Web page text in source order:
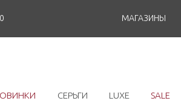
МАГАЗИНЫ
СЕРЬГИ LUXE SALE